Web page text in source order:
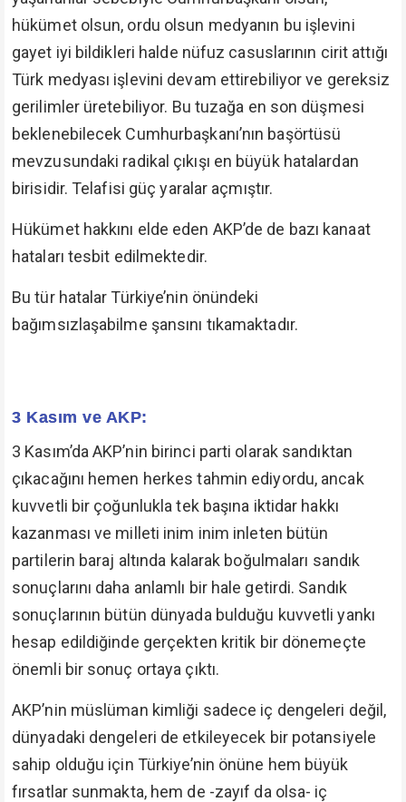
hükümet olsun, ordu olsun medyanın bu işlevini
gayet iyi bildikleri halde nüfuz casuslarının cirit attığı
Türk medyası işlevini devam ettirebiliyor ve gereksiz
gerilimler üretebiliyor. Bu tuzağa en son düşmesi
beklenebilecek Cumhurbaşkanı’nın başörtüsü
mevzusundaki radikal çıkışı en büyük hatalardan
birisidir. Telafisi güç yaralar açmıştır.
Hükümet hakkını elde eden AKP’de de bazı kanaat
hataları tesbit edilmektedir.
Bu tür hatalar Türkiye’nin önündeki
bağımsızlaşabilme şansını tıkamaktadır.
3 Kasım ve AKP:
3 Kasım’da AKP’nin birinci parti olarak sandıktan
çıkacağını hemen herkes tahmin ediyordu, ancak
kuvvetli bir çoğunlukla tek başına iktidar hakkı
kazanması ve milleti inim inim inleten bütün
partilerin baraj altında kalarak boğulmaları sandık
sonuçlarını daha anlamlı bir hale getirdi. Sandık
sonuçlarının bütün dünyada bulduğu kuvvetli yankı
hesap edildiğinde gerçekten kritik bir dönemeçte
önemli bir sonuç ortaya çıktı.
AKP’nin müslüman kimliği sadece iç dengeleri değil,
dünyadaki dengeleri de etkileyecek bir potansiyele
sahip olduğu için Türkiye’nin önüne hem büyük
fırsatlar sunmakta, hem de -zayıf da olsa- iç